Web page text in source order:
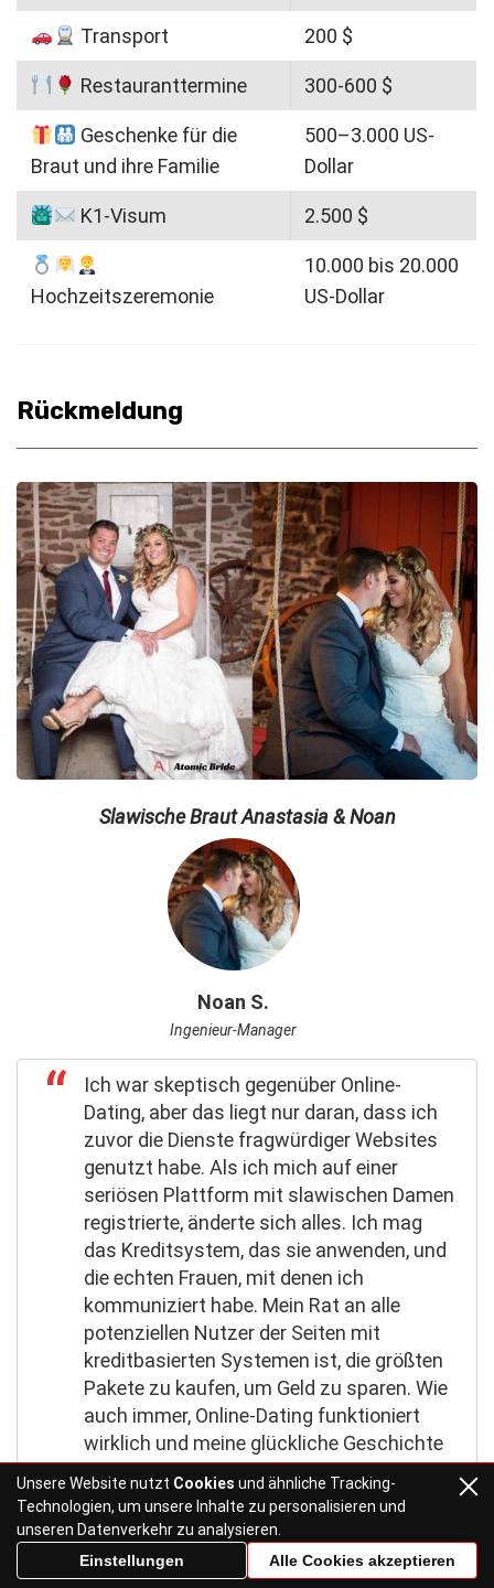
Transport 200 $
Restauranttermine 300-600 $
Geschenke für die
Braut und ihre Familie
500–3.000 US-
Dollar
K1-Visum 2.500 $
Hochzeitszeremonie
10.000 bis 20.000
US-Dollar
Rückmeldung
Slawische Braut Anastasia & Noan
Noan S.
Ingenieur-Manager
Ich war skeptisch gegenüber Online-
Dating, aber das liegt nur daran, dass ich
zuvor die Dienste fragwürdiger Websites
genutzt habe. Als ich mich auf einer
seriösen Plattform mit slawischen Damen
registrierte, änderte sich alles. Ich mag
das Kreditsystem, das sie anwenden, und
die echten Frauen, mit denen ich
kommuniziert habe. Mein Rat an alle
potenziellen Nutzer der Seiten mit
kreditbasierten Systemen ist, die größten
Pakete zu kaufen, um Geld zu sparen. Wie
auch immer, Online-Dating funktioniert
wirklich und meine glückliche Geschichte
mit einem schönen ukrainischen Mädchen
ist der beste Beweis dafür.
Unsere Website nutzt Cookies und ähnliche Tracking-
Technologien, um unsere Inhalte zu personalisieren und
unseren Datenverkehr zu analysieren.
Einstellungen
Alle Cookies akzeptieren